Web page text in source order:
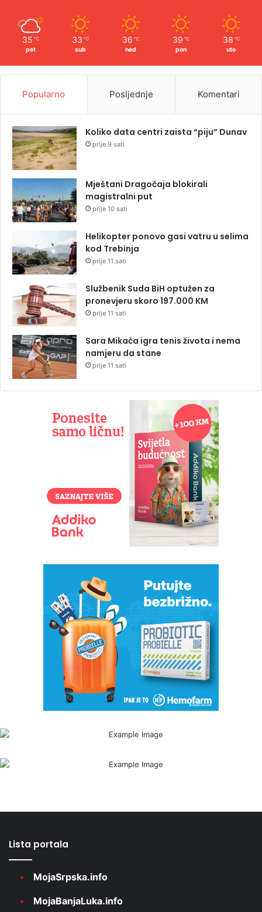
35 ℃
pet
33 ℃
sub
36 ℃
ned
39 ℃
pon
38 ℃
uto
Popularno Posljednje Komentari
Koliko data centri zaista “piju” Dunav
prije 9 sati
Mještani Dragočaja blokirali
magistralni put
prije 10 sati
Helikopter ponovo gasi vatru u selima
kod Trebinja
prije 11 sati
Službenik Suda BiH optužen za
pronevjeru skoro 197.000 KM
prije 11 sati
Sara Mikača igra tenis života i nema
namjeru da stane
prije 11 sati
Lista portala
MojaSrpska.info
MojaBanjaLuka.info